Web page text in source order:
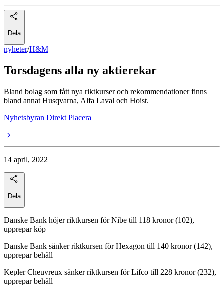
Dela
nyheter/H&M
Torsdagens alla ny aktierekar
Bland bolag som fått nya riktkurser och rekommendationer finns
bland annat Husqvarna, Alfa Laval och Hoist.
Nyhetsbyran Direkt Placera
14 april, 2022
Dela
Danske Bank höjer riktkursen för Nibe till 118 kronor (102),
upprepar köp
Danske Bank sänker riktkursen för Hexagon till 140 kronor (142),
upprepar behåll
Kepler Cheuvreux sänker riktkursen för Lifco till 228 kronor (232),
upprepar behåll